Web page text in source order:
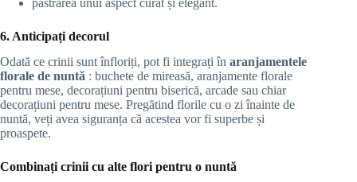
6. Anticipați decorul
Odată ce crinii sunt înfloriți, pot fi integrați în aranjamentele
florale de nuntă : buchete de mireasă, aranjamente florale
pentru mese, decorațiuni pentru biserică, arcade sau chiar
decorațiuni pentru mese. Pregătind florile cu o zi înainte de
nuntă, veți avea siguranța că acestea vor fi superbe și
proaspete.
Combinați crinii cu alte flori pentru o nuntă